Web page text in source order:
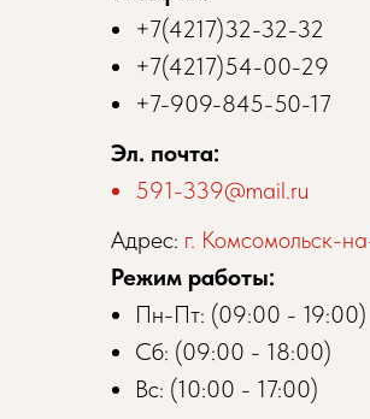
+7(4217)32-32-32
+7(4217)54-00-29
+7-909-845-50-17
Эл. почта:
591-339@mail.ru
Адрес: г. Комсомольск-
Режим работы:
Пн-Пт: (09:00 - 19:00)
Сб: (09:00 - 18:00)
Вс: (10:00 - 17:00)